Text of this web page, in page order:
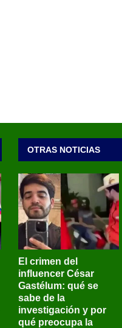
OTRAS NOTICIAS
El crimen del
influencer César
Gastélum: qué se
sabe de la
investigación y por
qué preocupa la